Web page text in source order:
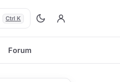
Ctrl K
Forum